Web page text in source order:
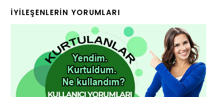
İYILEŞENLERIN YORUMLARI